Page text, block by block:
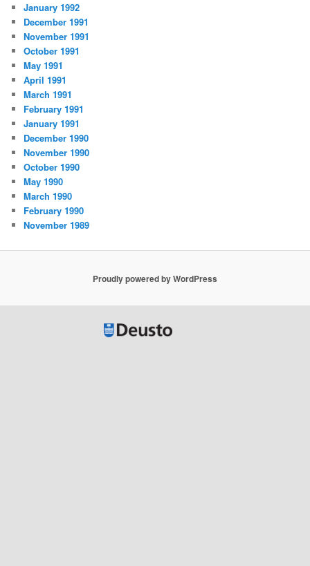
January 1992
December 1991
November 1991
October 1991
May 1991
April 1991
March 1991
February 1991
January 1991
December 1990
November 1990
October 1990
May 1990
March 1990
February 1990
November 1989
Proudly powered by WordPress